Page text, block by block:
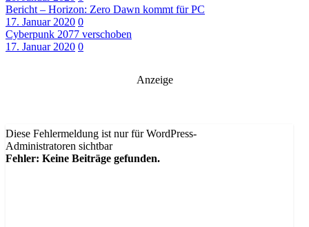
Bericht – Horizon: Zero Dawn kommt für PC
17. Januar 2020 0
Cyberpunk 2077 verschoben
17. Januar 2020 0
Anzeige
Diese Fehlermeldung ist nur für WordPress-
Administratoren sichtbar
Fehler: Keine Beiträge gefunden.